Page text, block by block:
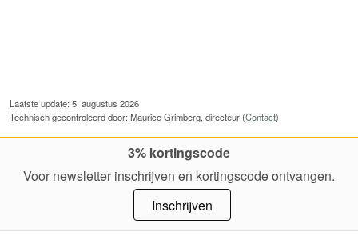
Laatste update: 5. augustus 2026
Technisch gecontroleerd door: Maurice Grimberg, directeur (Contact)
3% kortingscode
Voor newsletter inschrijven en kortingscode ontvangen.
Inschrijven